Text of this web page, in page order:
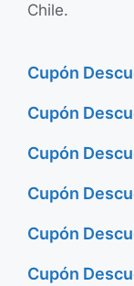
Chile.
Cupón
Cupón
Cupón
Cupón
Cupón
Cupón